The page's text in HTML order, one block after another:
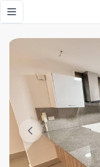
Toggle navigation
ALQUILER EN